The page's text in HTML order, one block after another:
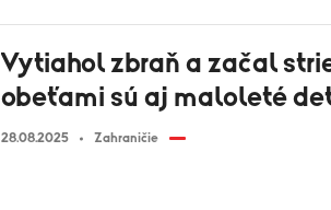
Vytiahol zbraň a začal
obeťami sú aj maloleté
28.08.2025 Zahraničie